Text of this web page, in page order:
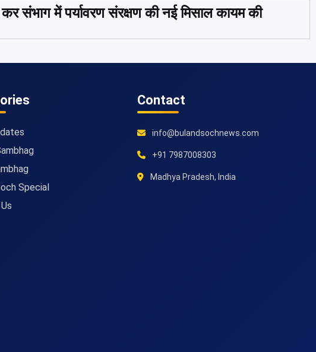
में पर्यावरण संरक्षण की नई मिसाल कायम की
Special
Contact
info@bulandsochnews.com
+91 7987008303
Madhya Pradesh, India